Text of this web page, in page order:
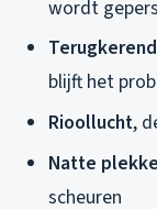
wordt
blijft het
Rioollucht,
Natte
scheuren